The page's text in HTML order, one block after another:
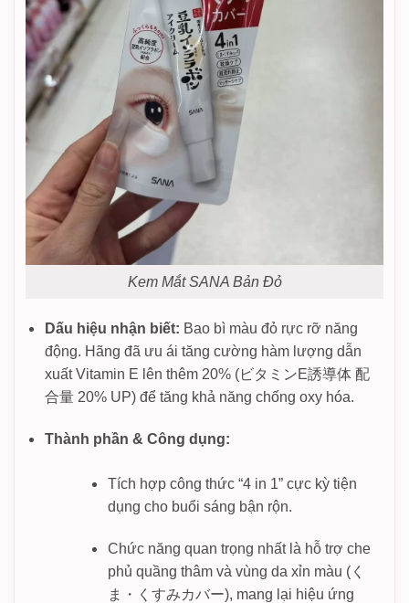
Kem Mắt SANA Bản Đỏ
Dấu hiệu nhận biết: Bao bì màu đỏ rực rỡ năng
động. Hãng đã ưu ái tăng cường hàm lượng dẫn
xuất Vitamin E lên thêm 20% (ビタミンE誘導体 配
合量 20% UP) để tăng khả năng chống oxy hóa.
Thành phần & Công dụng:
Tích hợp công thức “4 in 1” cực kỳ tiện
dụng cho buổi sáng bận rộn.
Chức năng quan trọng nhất là hỗ trợ che
phủ quầng thâm và vùng da xỉn màu (く
ま・くすみカバー), mang lại hiệu ứng